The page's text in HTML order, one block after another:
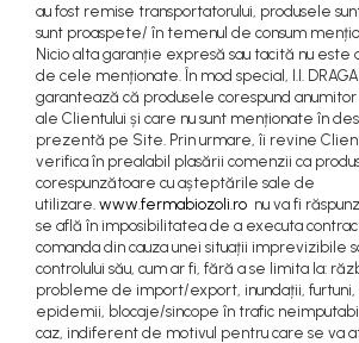
au fost remise transportatorului, produsele
sunt proaspete/ în temenul de consum
Nicio alta garanție expresă sau tacită nu este
de cele menționate. În mod special, I.I.
garantează că produsele corespund
ale Clientului și care nu sunt menționate în
prezentă pe Site. Prin urmare, îi revine
verifica în prealabil plasării comenzii ca
corespunzătoare cu așteptările sale de
utilizare. www.fermabiozoli.ro nu va fi
se află în imposibilitatea de a executa
comanda din cauza unei situații imprevizibile
controlului său, cum ar fi, fără a se limita la:
probleme de import/export, inundații, furtuni,
epidemii, blocaje/sincope în trafic
caz, indiferent de motivul pentru care se va